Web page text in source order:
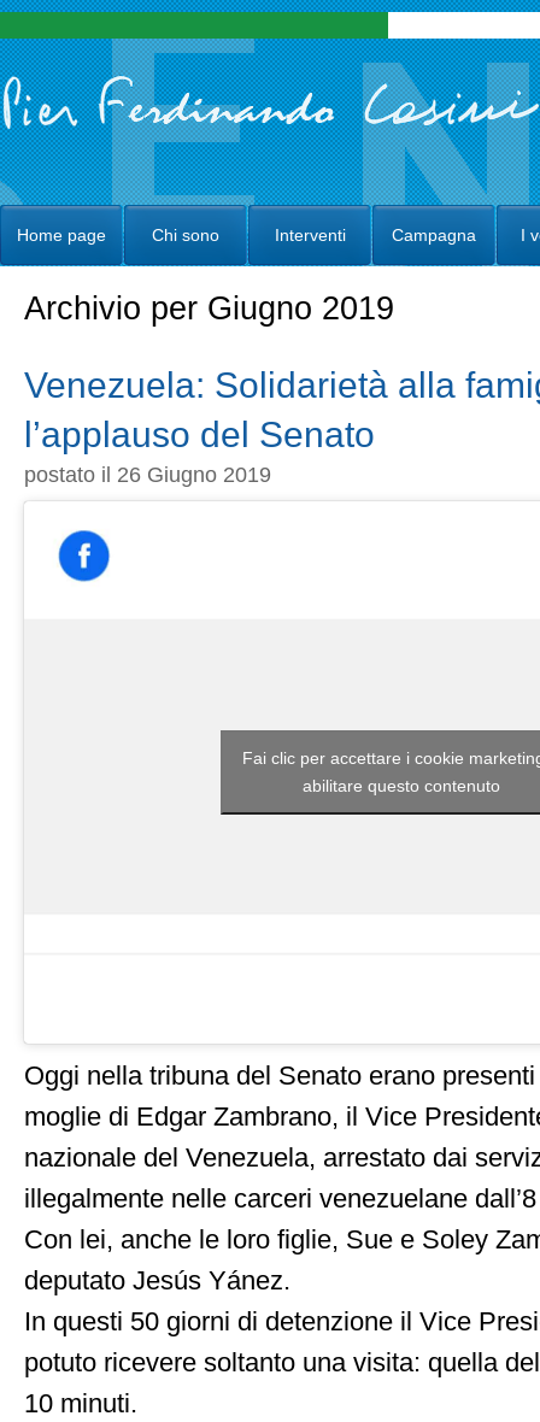
Home page Chi sono Interventi Campagna I
Archivio per Giugno 2019
Venezuela: Solidarietà alla
l’applauso del Senato
postato il 26 Giugno 2019
Fai clic per accettare i cookie
abilitare questo contenuto
Oggi nella tribuna del Senato erano
moglie di Edgar Zambrano, il Vice
nazionale del Venezuela, arrestato dai
illegalmente nelle carceri venezuelane
Con lei, anche le loro figlie, Sue e Soley
deputato Jesús Yánez.
In questi 50 giorni di detenzione il Vice
potuto ricevere soltanto una visita: quella
10 minuti.